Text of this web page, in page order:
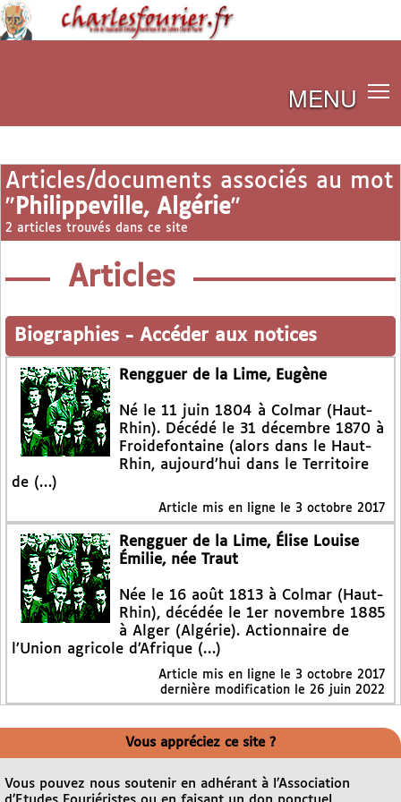
MENU
Articles/documents associés au mot
" Philippeville, Algérie"
2 articles trouvés dans ce site
Articles
Biographies - Accéder aux notices
Rengguer de la Lime, Eugène
Né le 11 juin 1804 à Colmar (Haut-
Rhin). Décédé le 31 décembre 1870 à
Froidefontaine (alors dans le Haut-
Rhin, aujourd’hui dans le Territoire
de (…)
Article mis en ligne le 3 octobre 2017
Rengguer de la Lime, Élise Louise
Émilie, née Traut
Née le 16 août 1813 à Colmar (Haut-
Rhin), décédée le 1er novembre 1885
à Alger (Algérie). Actionnaire de
l’Union agricole d’Afrique (…)
Article mis en ligne le 3 octobre 2017
dernière modification le 26 juin 2022
Vous appréciez ce site ?
Vous pouvez nous soutenir en adhérant à l’Association